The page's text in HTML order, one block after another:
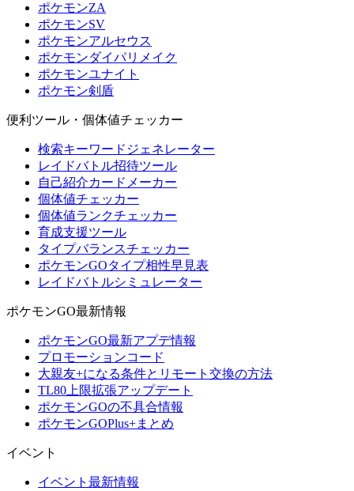
ポケモンZA
ポケモンSV
ポケモンアルセウス
ポケモンダイパリメイク
ポケモンユナイト
ポケモン剣盾
便利ツール・個体値チェッカー
検索キーワードジェネレーター
レイドバトル招待ツール
自己紹介カードメーカー
個体値チェッカー
個体値ランクチェッカー
育成支援ツール
タイプバランスチェッカー
ポケモンGOタイプ相性早見表
レイドバトルシミュレーター
ポケモンGO最新情報
ポケモンGO最新アプデ情報
プロモーションコード
大親友+になる条件とリモート交換の方法
TL80上限拡張アップデート
ポケモンGOの不具合情報
ポケモンGOPlus+まとめ
イベント
イベント最新情報